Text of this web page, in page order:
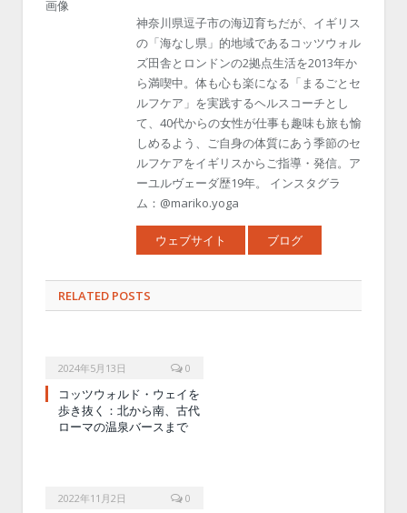
神奈川県逗子市の海辺育ちだが、イギリス
の「海なし県」的地域であるコッツウォル
ズ田舎とロンドンの2拠点生活を2013年か
ら満喫中。体も心も楽になる「まるごとセ
ルフケア」を実践するヘルスコーチとし
て、40代からの女性が仕事も趣味も旅も愉
しめるよう、ご自身の体質にあう季節のセ
ルフケアをイギリスからご指導・発信。ア
ーユルヴェーダ歴19年。 インスタグラ
ム：@mariko.yoga
ウェブサイト ブログ
RELATED POSTS
2024年5月13日 0
コッツウォルド・ウェイを
歩き抜く：北から南、古代
ローマの温泉バースまで
2022年11月2日 0